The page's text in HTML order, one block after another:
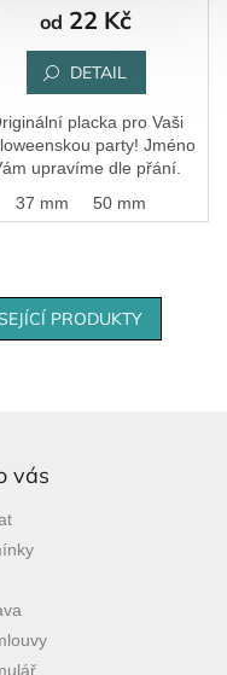
od 22 Kč
DETAIL
placka pro Vaši
party! Jméno
upravíme dle přání.
37 mm 50 mm
PRODUKTY
vás